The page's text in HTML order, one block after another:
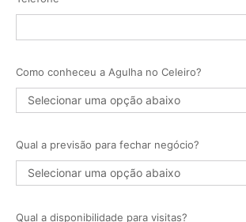
Como conheceu a Agulha no Celeiro?
Qual a previsão para fechar negócio?
Qual a disponibilidade para visitas?